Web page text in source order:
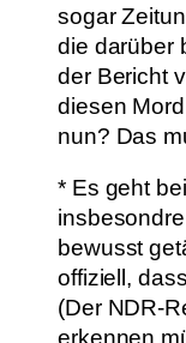
sogar
die darüber
der Bericht
diesen
nun? Das
* Es geht
bewusst
offiziell,
(Der NDR-